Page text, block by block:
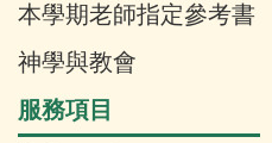
本學期老師指定參考書
神學與教會
服務項目